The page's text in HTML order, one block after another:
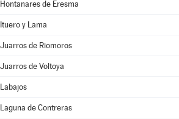
Hontanares de Eresma
Ituero y Lama
Juarros de Riomoros
Juarros de Voltoya
Labajos
Laguna de Contreras